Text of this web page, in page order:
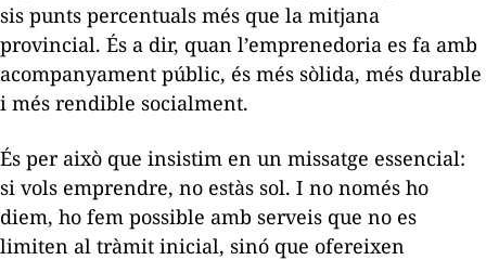
sis punts percentuals més que la mitjana
provincial. És a dir, quan l’emprenedoria es fa amb
acompanyament públic, és més sòlida, més durable
i més rendible socialment.
És per això que insistim en un missatge essencial:
si vols emprendre, no estàs sol. I no només ho
diem, ho fem possible amb serveis que no es
limiten al tràmit inicial, sinó que ofereixen